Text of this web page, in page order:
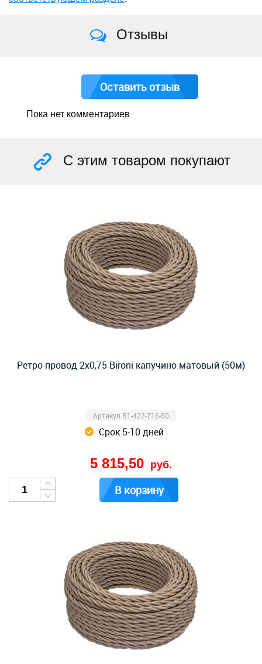
Отзывы
Оставить отзыв
Пока нет комментариев
С этим товаром покупают
Ретро провод 2х0,75 Bironi капучино матовый (50м)
Артикул B1-422-716-50
Срок 5-10 дней
5 815,50 руб.
В корзину